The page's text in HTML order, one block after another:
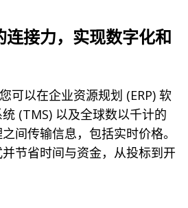
接力，实现数字化和
可以在企业资源规划 (ERP) 软
(TMS) 以及全球数以千计的
间传输信息，包括实时价格。
节省时间与资金，从投标到开